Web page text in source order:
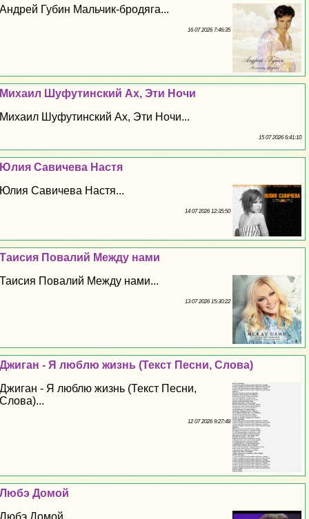
Андрей Губин Мальчик-бродяга...
16 07 2026 7:46:35
Михаил Шуфутинский Ах, Эти Ночи
Михаил Шуфутинский Ах, Эти Ночи...
15 07 2026 6:41:10
Юлия Савичева Настя
Юлия Савичева Настя...
14 07 2026 12:35:50
Таисия Повалий Между нами
Таисия Повалий Между нами...
13 07 2026 15:30:22
Джиган - Я люблю жизнь (Текст Песни, Слова)
Джиган - Я люблю жизнь (Текст Песни,
Слова)...
12 07 2026 9:27:48
Любэ Домой
Любэ Домой...